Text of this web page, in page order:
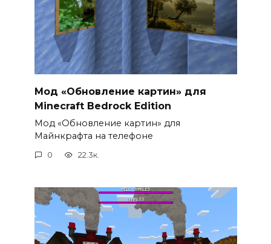
Мод «Обновление картин» для
Minecraft Bedrock Edition
Мод «Обновление картин» для
Майнкрафта на телефоне
0 22.3к.